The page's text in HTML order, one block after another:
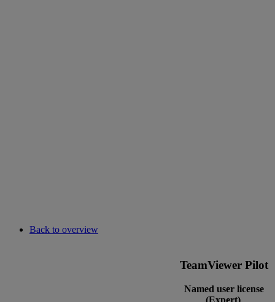
Back to overview
TeamViewer Pilot
Named user license
(Expert)